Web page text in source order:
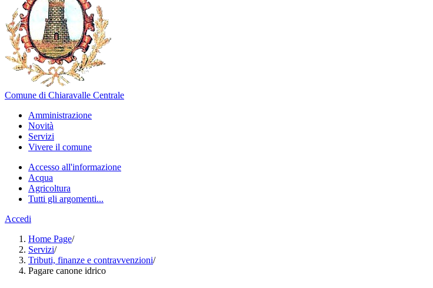
Comune di Chiaravalle Centrale
Amministrazione
Novità
Servizi
Vivere il comune
Accesso all'informazione
Acqua
Agricoltura
Tutti gli argomenti...
Accedi
Home Page/
Servizi/
Tributi, finanze e contravvenzioni/
Pagare canone idrico